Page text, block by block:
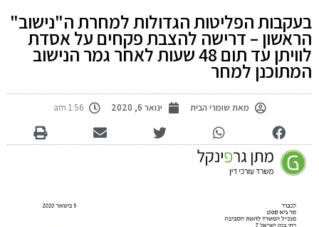
בעקבות הפליטות הגדולות למחרת ה"נישוב"
הראשון – דרישה להצבת פקחים על אסדת
לוויתן עד תום 48 שעות לאחר גמר הנישוב
המתוכנן למחר
מאת שומרי הבית ינואר 6, 2020 1:56 am